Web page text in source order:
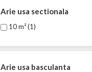
Arie usa sectionala
10 m² (1)
Arie usa basculanta